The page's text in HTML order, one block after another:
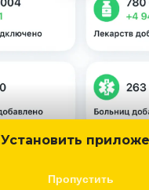
Установить
Пропустить